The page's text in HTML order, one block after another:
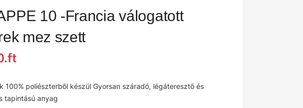
10 -Francia válogatott
mez szett
100% poliészterből készül Gyorsan száradó, légáteresztő és
tapintású anyag